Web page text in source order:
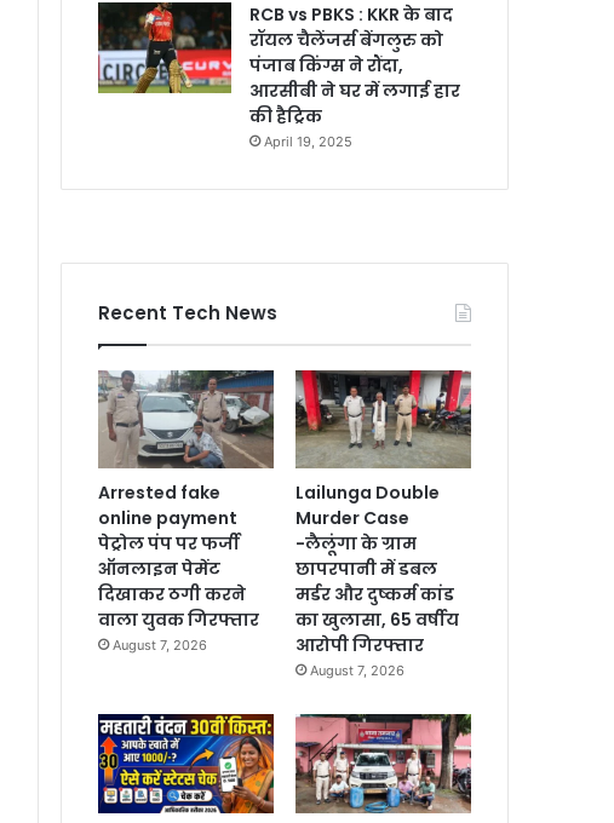
RCB vs PBKS : KKR के बाद
रॉयल चैलेंजर्स बेंगलुरु को
पंजाब किंग्स ने रौंदा,
आरसीबी ने घर में लगाई हार
की हैट्रिक
April 19, 2025
Recent Tech News
Arrested fake
online payment
पेट्रोल पंप पर फर्जी
ऑनलाइन पेमेंट
दिखाकर ठगी करने
वाला युवक गिरफ्तार
August 7, 2026
Lailunga Double
Murder Case
-लैलूंगा के ग्राम
छापरपानी में डबल
मर्डर और दुष्कर्म कांड
का खुलासा, 65 वर्षीय
आरोपी गिरफ्तार
August 7, 2026